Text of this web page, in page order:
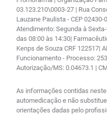
03.123.210\0003-27 | Rua
Lauzane Paulista - CEP 02430-
Atendimento: Segunda à
das 08:00 às 14:30|
Kenps de Souza CRF 122517|
Funcionamento - Processo:
Autorização/MS: 0.04673.1 |
As informações contidas
automedicação e não
orientações dadas pelo